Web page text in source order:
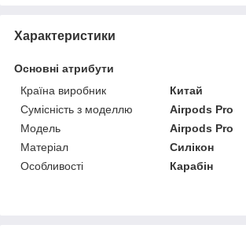
Характеристики
Основні атрибути
Країна виробник
Китай
Сумісність з моделлю
Airpods Pro
Модель
Airpods Pro
Матеріал
Силікон
Особливості
Карабін